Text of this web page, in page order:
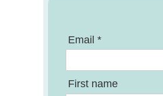
Email *
First name